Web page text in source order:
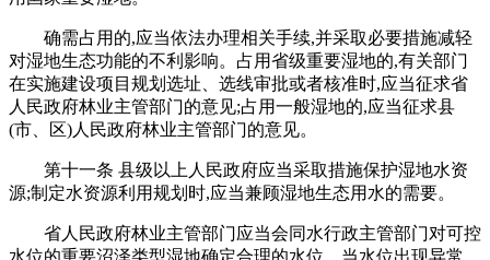
确需占用的,应当依法办理相关手续,并采取必要措施减轻
对湿地生态功能的不利影响。占用省级重要湿地的,有关部门
在实施建设项目规划选址、选线审批或者核准时,应当征求省
人民政府林业主管部门的意见;占用一般湿地的,应当征求县
(市、区)人民政府林业主管部门的意见。
第十一条 县级以上人民政府应当采取措施保护湿地水资
源;制定水资源利用规划时,应当兼顾湿地生态用水的需要。
省人民政府林业主管部门应当会同水行政主管部门对可控
水位的重要沼泽类型湿地确定合理的水位。当水位出现异常